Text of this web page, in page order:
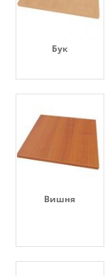
Бук
Вишня